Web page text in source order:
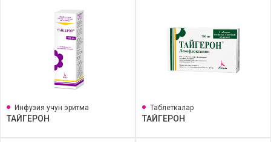
Инфузия учун эритма
ТАЙГЕРОН
Таблеткалар
ТАЙГЕРОН